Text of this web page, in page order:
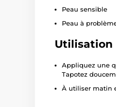
Peau sensible
Peau à
Utilisation
Appliquez une
Tapotez
À utiliser matin